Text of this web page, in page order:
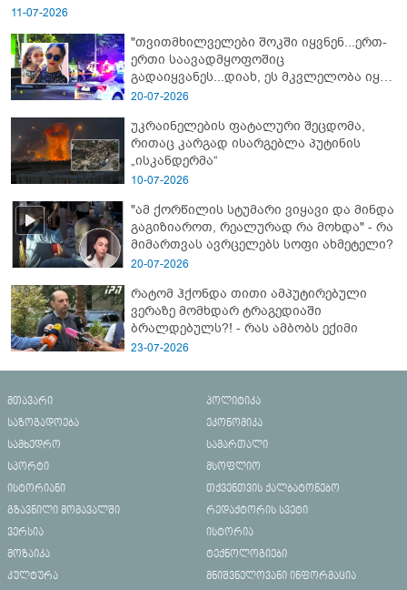
11-07-2026
"თვითმხილველები შოკში იყვნენ...ერთ-
ერთი საავადმყოფოშიც
გადაიყვანეს...დიახ, ეს მკვლელობა იყო"
- გორში დატრიალებული ტრაგედიის
20-07-2026
უკრაინელების ფატალური შეცდომა,
რითაც კარგად ისარგებლა პუტინის
„ისკანდერმა“
10-07-2026
"ამ ქორწილის სტუმარი ვიყავი და მინდა
გაგიზიაროთ, რეალურად რა მოხდა" - რა
მიმართვას ავრცელებს სოფი ახმეტელი?
20-07-2026
რატომ ჰქონდა თითი ამპუტირებული
ვერაზე მომხდარ ტრაგედიაში
ბრალდებულს?! - რას ამბობს ექიმი
23-07-2026
მთავარი
პოლიტიკა
საზოგადოება
ეკონომიკა
სამხედრო
სამართალი
სპორტი
მსოფლიო
ისტორიანი
თქვენთვის ქალბატონებო
გზავნილი მომავალში
რედაქტორის სვეტი
ვერსია
ისტორია
მოზაიკა
ტექნოლოგიები
კულტურა
მნიშვნელოვანი ინფორმაცია